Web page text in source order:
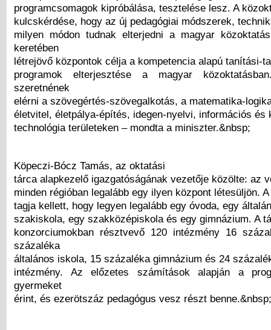
programcsomagok kipróbálása, tesztelése lesz. A
kulcskérdése, hogy az új pedagógiai módszerek,
milyen módon tudnak elterjedni a magyar
keretében
létrejövő központok célja a kompetencia alapú tanítási-
programok elterjesztése a magyar
szeretnének
elérni a szövegértés-szövegalkotás, a matematika-
életvitel, életpálya-építés, idegen-nyelvi, információs és
technológia területeken – mondta a miniszter.&nbsp;
Köpeczi-Bócz Tamás, az oktatási
tárca alapkezelő igazgatóságának vezetője közölte: az
minden régióban legalább egy ilyen központ létesüljön.
tagja kellett, hogy legyen legalább egy óvoda, egy
szakiskola, egy szakközépiskola és egy gimnázium. A
konzorciumokban résztvevő 120 intézmény 16
százaléka
általános iskola, 15 százaléka gimnázium és 24
intézmény. Az előzetes számítások alapján a
gyermeket
érint, és ezerötszáz pedagógus vesz részt benne.&nbsp;